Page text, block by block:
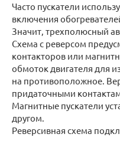
Часто пускатели
включения
Значит, трехполюсный
Схема с реверсом
контакторов или
обмоток двигателя для
на противоположное.
придаточными
Магнитные пускатели
другом.
Реверсивная схема